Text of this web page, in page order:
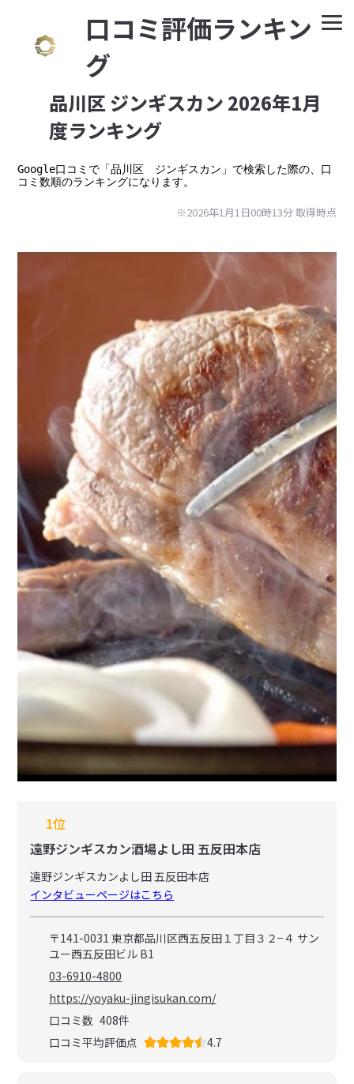
⼝コミ評価ランキン
グ
品川区 ジンギスカン 2026年1月
度ランキング
Google⼝コミで「品川区　ジンギスカン」で検索した際の、口
コミ数順のランキングになります。
※2026年1月1日00時13分 取得時点
1位
遠野ジンギスカン酒場よし田 五反田本店
遠野ジンギスカンよし田 五反田本店
インタビューページはこちら
〒141-0031 東京都品川区西五反田１丁目３２−４ サン
ユー西五反田ビル B1
03-6910-4800
https://yoyaku-jingisukan.com/
口コミ数 408件
口コミ平均評価点
4.7